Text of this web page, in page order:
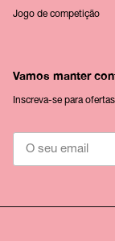
Jogo de competição
Vamos manter
Inscreva-se para